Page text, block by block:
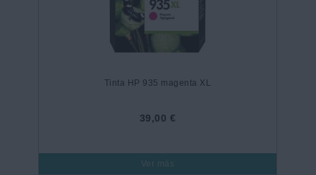
Tinta HP 935 magenta XL
39,00 €
Ver más